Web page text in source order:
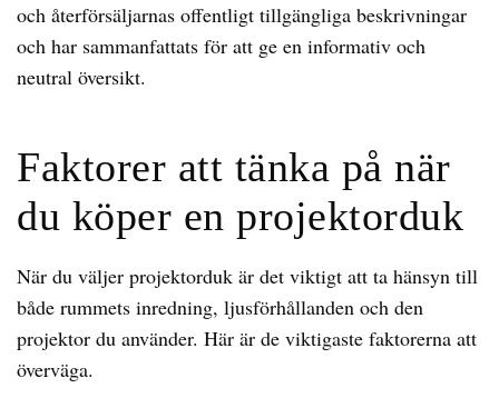
och återförsäljarnas offentligt tillgängliga beskrivningar
och har sammanfattats för att ge en informativ och
neutral översikt.
Faktorer att tänka på när
du köper en projektorduk
När du väljer projektorduk är det viktigt att ta hänsyn till
både rummets inredning, ljusförhållanden och den
projektor du använder. Här är de viktigaste faktorerna att
överväga.